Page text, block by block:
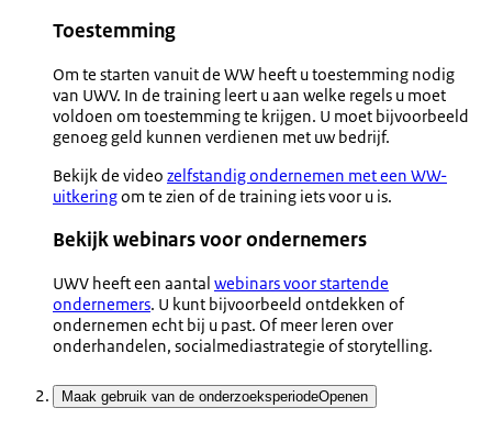
Toestemming
Om te starten vanuit de WW heeft u toestemming nodig
van UWV. In de training leert u aan welke regels u moet
voldoen om toestemming te krijgen. U moet bijvoorbeeld
genoeg geld kunnen verdienen met uw bedrijf.
Bekijk de video zelfstandig ondernemen met een WW-
uitkeringom te zien of de training iets voor u is.
Bekijk webinars voor ondernemers
UWV heeft een aantal webinars voor startende
ondernemers. U kunt bijvoorbeeld ontdekken of
ondernemen echt bij u past. Of meer leren over
onderhandelen, socialmediastrategie of storytelling.
Maak gebruik van de onderzoeksperiodeOpenen